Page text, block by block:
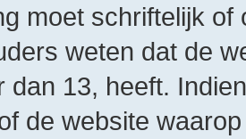
moet schriftelijk
weten dat de
dan 13, heeft.
de website